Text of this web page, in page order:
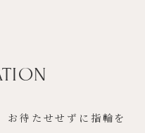
お待たせせずに指輪を